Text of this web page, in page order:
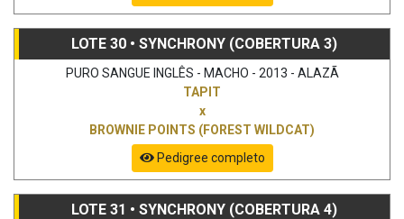
LOTE 30 • SYNCHRONY (COBERTURA 3)
PURO SANGUE INGLÊS - MACHO - 2013 - ALAZÃ
TAPIT
x
BROWNIE POINTS (FOREST WILDCAT)
Pedigree completo
LOTE 31 • SYNCHRONY (COBERTURA 4)